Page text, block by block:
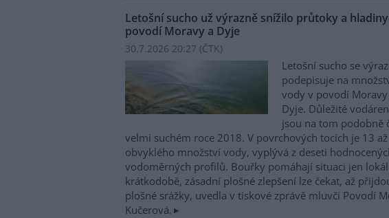
Letošní sucho už výrazně snížilo průtoky a
povodí Moravy a Dyje
30.7.2026 20:27 (ČTK)
Letošní sucho se
podepisuje na
vody v povodí
Dyje. Důležité
jsou na tom podobně
velmi suchém roce 2018. V povrchových tocích je 13
obvyklého množství vody, vyplývá z deseti
vodoměrných profilů. Bouřky pomáhají situaci jen
krátkodobě, zásadní plošné zlepšení lze čekat, až
plošné srážky, uvedla v tiskové zprávě mluvčí Povodí
Kučerová.